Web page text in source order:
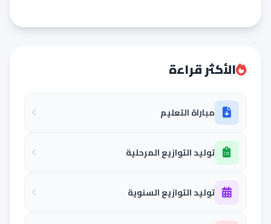
الأكثر قراءة
مباراة التعليم
توليد التوازيع المرحلية
توليد التوازيع السنوية